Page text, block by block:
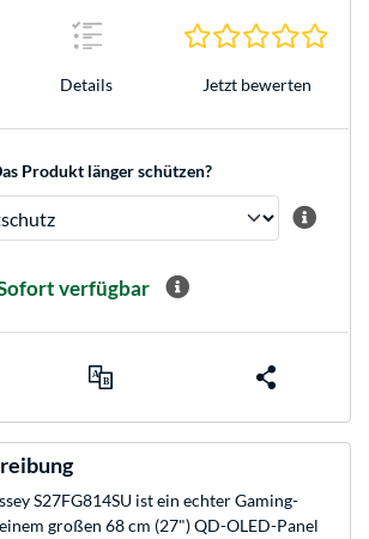
Details Jetzt bewerten
Produkt länger schützen?
verfügbar
S27FG814SU ist ein echter Gaming-
großen 68 cm (27") QD-OLED-Panel